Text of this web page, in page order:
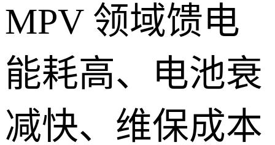
MPV 领域馈电
能耗高、电池衰
减快、维保成本